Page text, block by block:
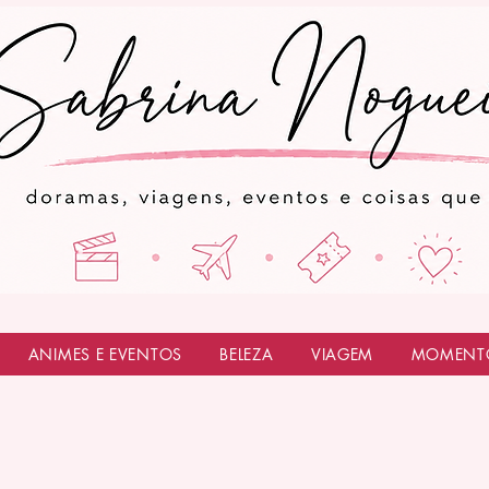
ANIMES E EVENTOS BELEZA VIAGEM